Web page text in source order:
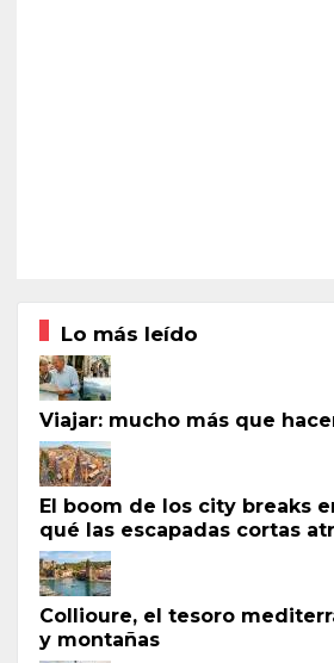
Lo más leído
Viajar: mucho más que
El boom de los city breaks
qué las escapadas cortas
Collioure, el tesoro
y montañas